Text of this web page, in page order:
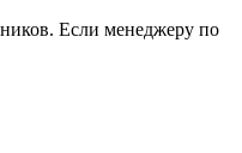
Если менеджеру по